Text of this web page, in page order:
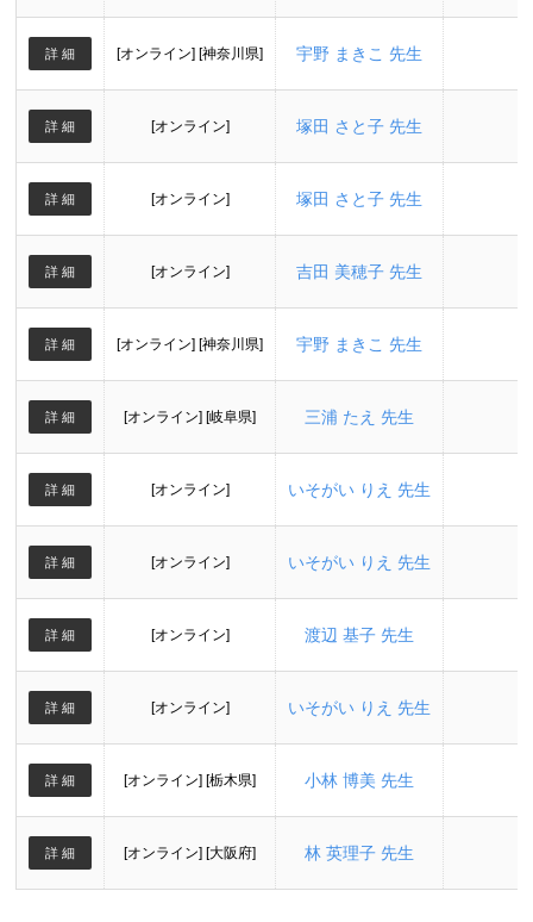
詳 細 [オンライン] [神奈川県] 宇野 まきこ 先生
詳 細 [オンライン] 塚田 さと子 先生
詳 細 [オンライン] 塚田 さと子 先生
詳 細 [オンライン] 吉田 美穂子 先生
詳 細 [オンライン] [神奈川県] 宇野 まきこ 先生
詳 細 [オンライン] [岐阜県] 三浦 たえ 先生
詳 細 [オンライン] いそがい りえ 先生
詳 細 [オンライン] いそがい りえ 先生
詳 細 [オンライン] 渡辺 基子 先生
詳 細 [オンライン] いそがい りえ 先生
詳 細 [オンライン] [栃木県] 小林 博美 先生
詳 細 [オンライン] [大阪府] 林 英理子 先生